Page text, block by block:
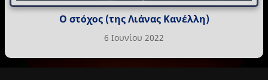
Ο στόχος (της Λιάνας Κανέλλη)
6 Ιουνίου 2022